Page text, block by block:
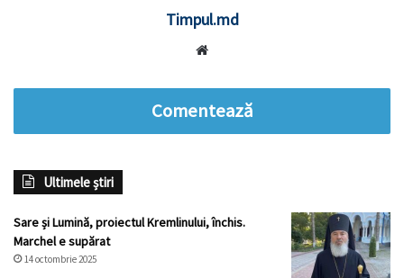
Timpul.md
Comentează
Ultimele știri
Sare și Lumină, proiectul Kremlinului, închis.
Marchel e supărat
14 octombrie 2025